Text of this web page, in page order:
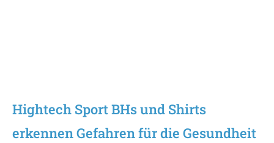
Hightech Sport BHs und Shirts
erkennen Gefahren für die Gesundheit